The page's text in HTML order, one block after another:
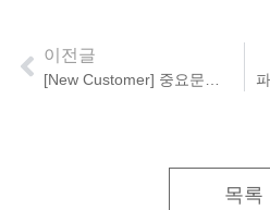
이전글
목록